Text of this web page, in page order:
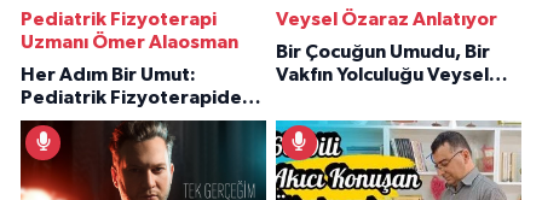
Pediatrik Fizyoterapi
Uzmanı Ömer Alaosman
Her Adım Bir Umut:
Pediatrik Fizyoterapiden
İlham Veren Hikâyeler
Veysel Özaraz Anlatıyor
Bir Çocuğun Umudu, Bir
Vakfın Yolculuğu Veysel